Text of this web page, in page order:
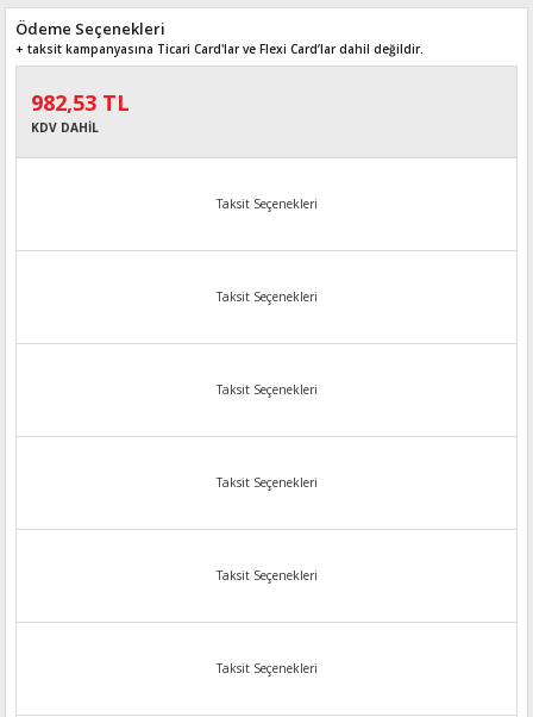
Ödeme Seçenekleri
+ taksit kampanyasına Ticari Card'lar ve Flexi Card’lar dahil değildir.
982,53 TL
KDV DAHİL
Taksit Seçenekleri
Taksit Seçenekleri
Taksit Seçenekleri
Taksit Seçenekleri
Taksit Seçenekleri
Taksit Seçenekleri